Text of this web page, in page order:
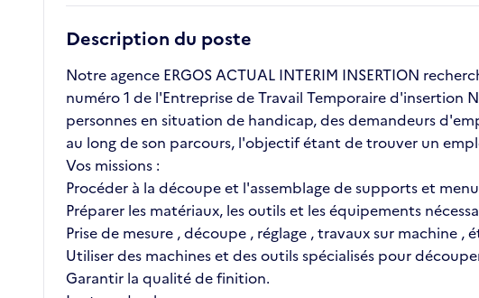
Description du poste
Notre agence ERGOS ACTUAL INTERIM INSERTION
numéro 1 de l'Entreprise de Travail Temporaire d'insertion
personnes en situation de handicap, des demandeurs
au long de son parcours, l'objectif étant de trouver un
Vos missions :
Procéder à la découpe et l'assemblage de supports et
Préparer les matériaux, les outils et les équipements
Prise de mesure , découpe , réglage , travaux sur machine ,
Utiliser des machines et des outils spécialisés pour
Garantir la qualité de finition.